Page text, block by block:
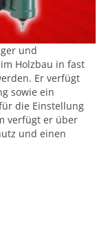
und
Holzbau in fast
Er verfügt
sowie ein
die Einstellung
verfügt er über
und einen